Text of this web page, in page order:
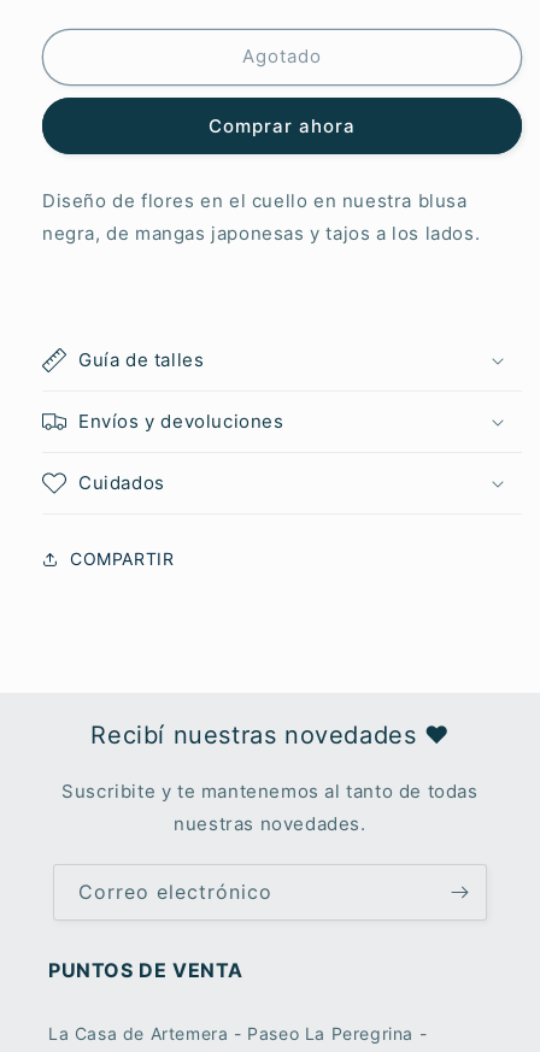
Gilda
Gilda
Agotado
Comprar ahora
Diseño de flores en el cuello en nuestra blusa
negra, de mangas japonesas y tajos a los lados.
Guía de talles
Envíos y devoluciones
Cuidados
COMPARTIR
Recibí nuestras novedades ♥︎
Suscribite y te mantenemos al tanto de todas
nuestras novedades.
Correo electrónico
PUNTOS DE VENTA
La Casa de Artemera - Paseo La Peregrina -